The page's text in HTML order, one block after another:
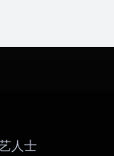
人士